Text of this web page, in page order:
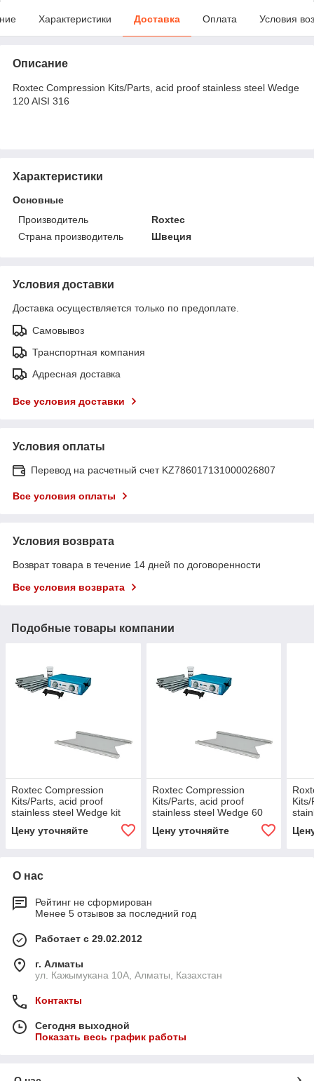
Характеристики Доставка Оплата Условия
Описание
Roxtec Compression Kits/Parts, acid proof stainless steel Wedge
120 AISI 316
Характеристики
Основные
Производитель
Roxtec
Страна производитель
Швеция
Условия доставки
Доставка осуществляется только по предоплате.
Самовывоз
Транспортная компания
Адресная доставка
Все условия доставки
Условия оплаты
Перевод на расчетный счет KZ786017131000026807
Все условия оплаты
Условия возврата
Возврат товара в течение 14 дней по договоренности
Все условия возврата
Подобные товары компании
Roxtec Compression
Kits/Parts, acid proof
stainless steel Wedge kit
Цену уточняйте
Roxtec Compression
Kits/Parts, acid proof
stainless steel Wedge 60
Цену уточняйте
О нас
Рейтинг не сформирован
Менее 5 отзывов за последний год
Работает с 29.02.2012
г. Алматы
ул. Кажымукана 10А, Алматы, Казахстан
Контакты
Сегодня выходной
Показать весь график работы